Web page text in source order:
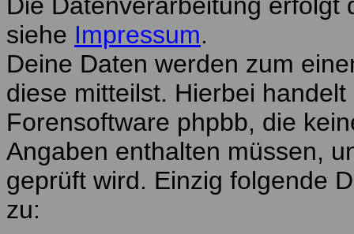
Die Datenverarbeitung erfolgt
siehe Impressum.
Deine Daten werden zum
diese mitteilst. Hierbei
Forensoftware phpbb, die
Angaben enthalten müssen,
geprüft wird. Einzig folgende
zu: